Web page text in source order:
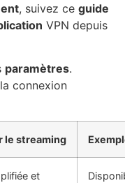
, suivez ce guide
VPN depuis
paramètres.
connexion
le streaming
et